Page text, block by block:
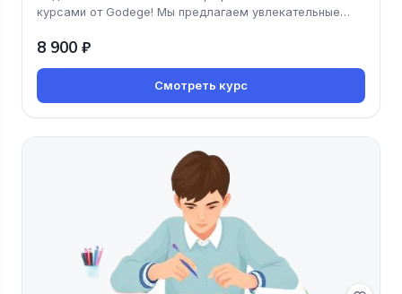
курсами от Godege! Мы предлагаем увлекательные
8 900 ₽
Смотреть курс